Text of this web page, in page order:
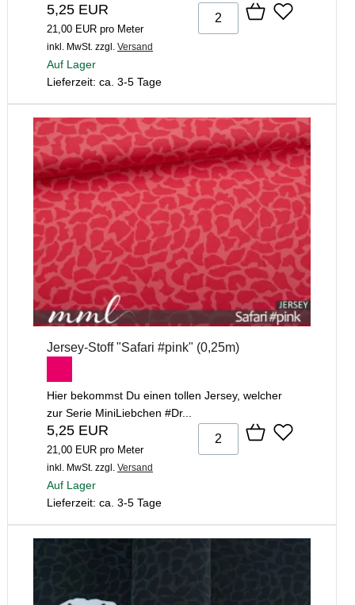
5,25 EUR
21,00 EUR pro Meter
inkl. MwSt. zzgl. Versand
Auf Lager
Lieferzeit: ca. 3-5 Tage
Jersey-Stoff "Safari #pink" (0,25m)
Hier bekommst Du einen tollen Jersey, welcher
zur Serie MiniLiebchen #Dr...
5,25 EUR
21,00 EUR pro Meter
inkl. MwSt. zzgl. Versand
Auf Lager
Lieferzeit: ca. 3-5 Tage